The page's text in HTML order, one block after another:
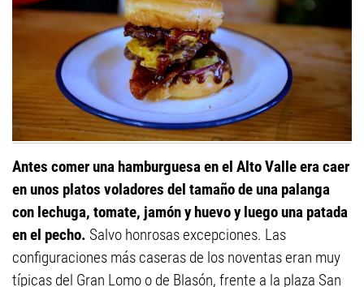
Antes comer una hamburguesa en el Alto Valle era caer
en unos platos voladores del tamaño de una palanga
con lechuga, tomate, jamón y huevo y luego una patada
en el pecho. Salvo honrosas excepciones. Las
configuraciones más caseras de los noventas eran muy
típicas del Gran Lomo o de Blasón, frente a la plaza San